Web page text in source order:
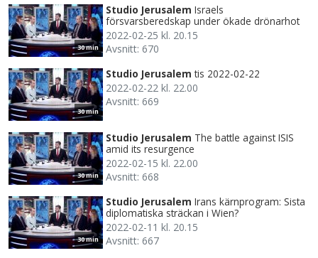
30 min
Studio Jerusalem Israels
försvarsberedskap under ökade drönarhot
2022-02-25 kl. 20.15
Avsnitt: 670
30 min
Studio Jerusalem tis 2022-02-22
2022-02-22 kl. 22.00
Avsnitt: 669
30 min
Studio Jerusalem The battle against ISIS
amid its resurgence
2022-02-15 kl. 22.00
Avsnitt: 668
30 min
Studio Jerusalem Irans kärnprogram: Sista
diplomatiska sträckan i Wien?
2022-02-11 kl. 20.15
Avsnitt: 667